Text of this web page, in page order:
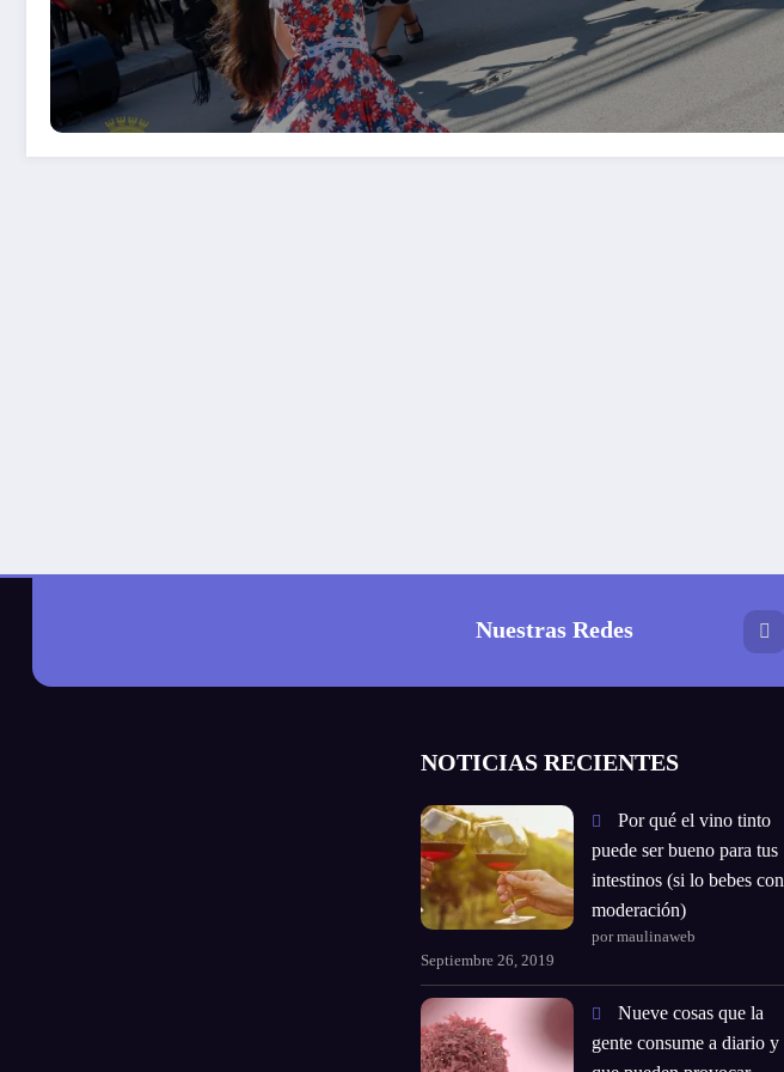
Nuestras Redes
NOTICIAS RECIENTES
Por qué el vino tinto
puede ser bueno para tus
intestinos (si lo bebes con
moderación)
por maulinaweb
Septiembre 26, 2019
Nueve cosas que la
gente consume a diario y